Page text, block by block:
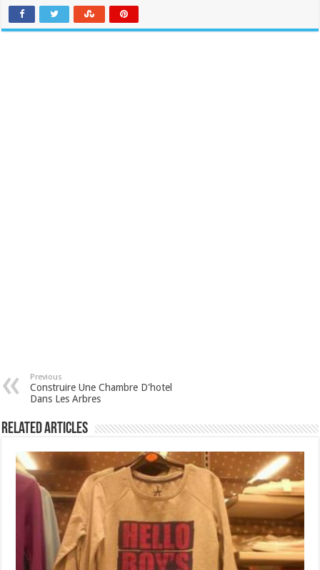
Previous
Construire Une Chambre D'hotel
Dans Les Arbres
Related Articles